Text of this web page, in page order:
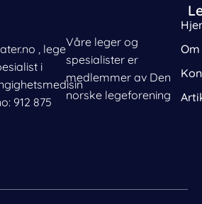
, lege
i
912 875
Våre leger og
spesialister er
medlemmer av Den
norske legeforening